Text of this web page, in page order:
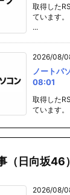
取得した
ています
...
2026/08/
ノートパ
08:01
取得した
ています
（日向坂46）
2026/08/